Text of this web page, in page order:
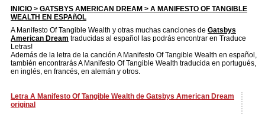
INICIO > GATSBYS AMERICAN DREAM > A MANIFESTO OF TANGIBLE
WEALTH EN ESPAñOL
A Manifesto Of Tangible Wealth y otras muchas canciones de Gatsbys
American Dream traducidas al español las podrás encontrar en Traduce
Letras!
Además de la letra de la canción A Manifesto Of Tangible Wealth en español,
también encontrarás A Manifesto Of Tangible Wealth traducida en portugués,
en inglés, en francés, en alemán y otros.
Letra A Manifesto Of Tangible Wealth de Gatsbys American Dream
original